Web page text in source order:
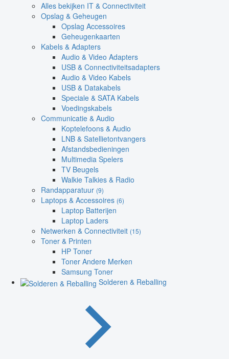
Alles bekijken IT & Connectiviteit
Opslag & Geheugen
Opslag Accessoires
Geheugenkaarten
Kabels & Adapters
Audio & Video Adapters
USB & Connectiviteitsadapters
Audio & Video Kabels
USB & Datakabels
Speciale & SATA Kabels
Voedingskabels
Communicatie & Audio
Koptelefoons & Audio
LNB & Satellietontvangers
Afstandsbedieningen
Multimedia Spelers
TV Beugels
Walkie Talkies & Radio
Randapparatuur (9)
Laptops & Accessoires (6)
Laptop Batterijen
Laptop Laders
Netwerken & Connectiviteit (15)
Toner & Printen
HP Toner
Toner Andere Merken
Samsung Toner
Solderen & Reballing